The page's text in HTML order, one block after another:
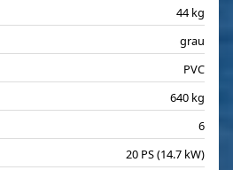
44 kg
grau
PVC
640 kg
6
20 PS (14.7 kW)